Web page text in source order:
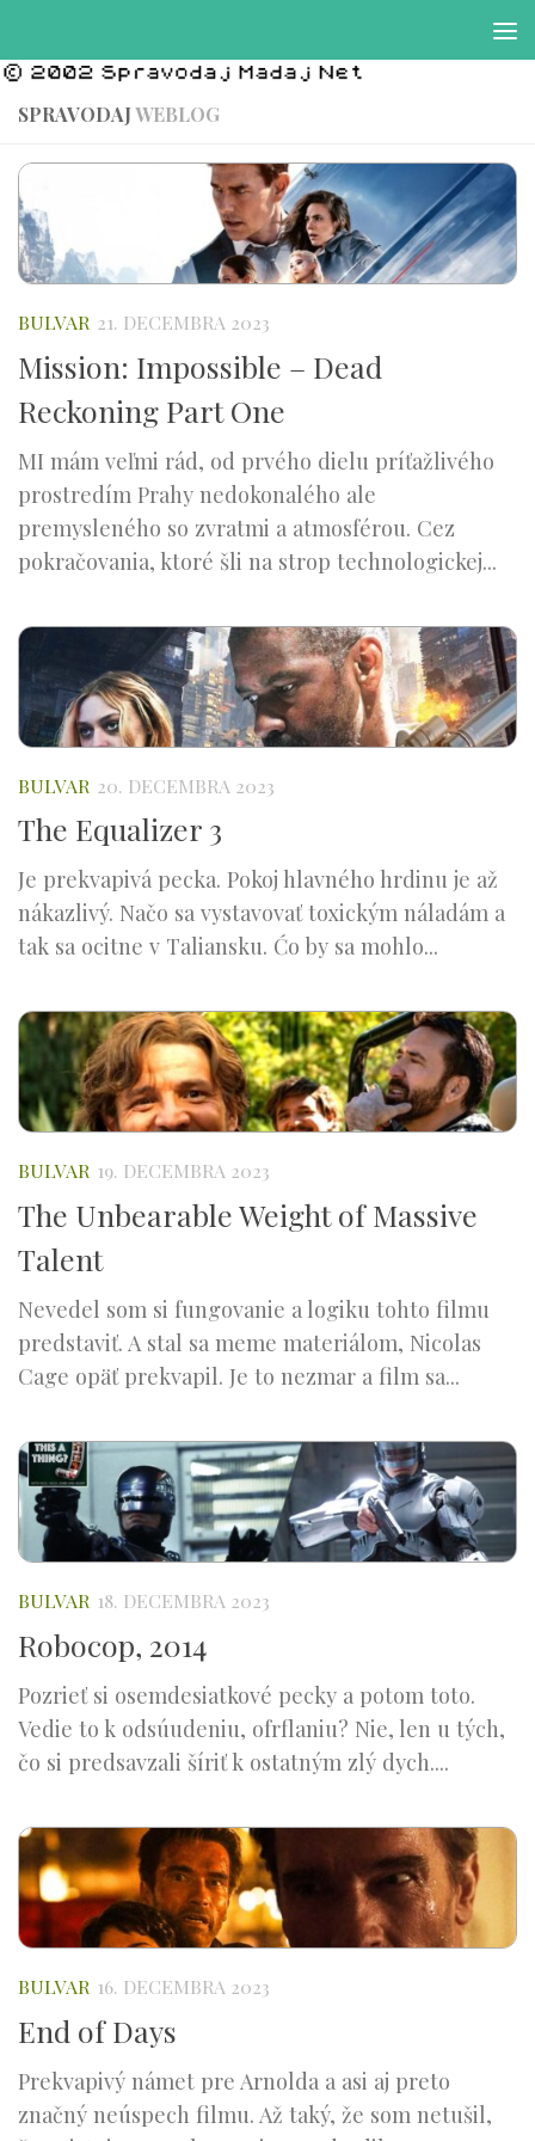
SPRAVODAJWEBLOG
BULVAR 21. DECEMBRA 2023
Mission: Impossible – Dead
Reckoning Part One
MI mám veľmi rád, od prvého dielu príťažlivého
prostredím Prahy nedokonalého ale
premysleného so zvratmi a atmosférou. Cez
pokračovania, ktoré šli na strop technologickej...
BULVAR 20. DECEMBRA 2023
The Equalizer 3
Je prekvapivá pecka. Pokoj hlavného hrdinu je až
nákazlivý. Načo sa vystavovať toxickým náladám a
tak sa ocitne v Taliansku. Ćo by sa mohlo...
BULVAR 19. DECEMBRA 2023
The Unbearable Weight of Massive
Talent
Nevedel som si fungovanie a logiku tohto filmu
predstaviť. A stal sa meme materiálom, Nicolas
Cage opäť prekvapil. Je to nezmar a film sa...
BULVAR 18. DECEMBRA 2023
Robocop, 2014
Pozrieť si osemdesiatkové pecky a potom toto.
Vedie to k odsúudeniu, ofrflaniu? Nie, len u tých,
čo si predsavzali šíriť k ostatným zlý dych....
BULVAR 16. DECEMBRA 2023
End of Days
Prekvapivý námet pre Arnolda a asi aj preto
značný neúspech filmu. Až taký, že som netušil,